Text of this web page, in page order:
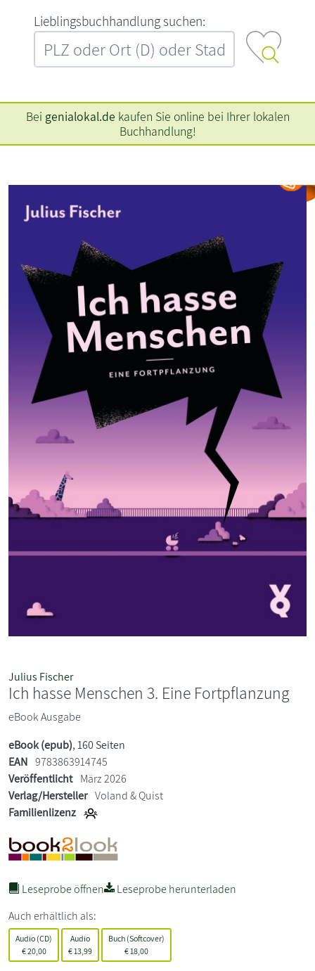
L‍i‍e‍b‍l‍i‍n‍g‍s‍b‍u‍c‍h‍h‍a‍n‍d‍l‍u‍n‍g‍ ‍s‍u‍c‍h‍e‍n‍:‍
Bei genialokal.de kaufen Sie online bei Ihrer lokalen
Buchhandlung!
Julius Fischer
Ich hasse Menschen 3. Eine Fortpflanzung
eBook Ausgabe
eBook (epub), 160 Seiten
EAN 9783863914745
Veröffentlicht März 2026
Verlag/Hersteller Voland & Quist
Familienlizenz
Leseprobe öffnen
Leseprobe herunterladen
Auch erhältlich als:
Audio (CD)
€20,00
Audio
€ 13,99
Buch (Softcover)
€ 18,00